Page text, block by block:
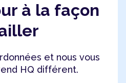
à la façon
et nous vous
HQ différent.